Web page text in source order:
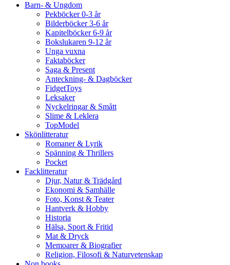
Barn- & Ungdom
Pekböcker 0-3 år
Bilderböcker 3-6 år
Kapitelböcker 6-9 år
Bokslukaren 9-12 år
Unga vuxna
Faktaböcker
Saga & Present
Anteckning- & Dagböcker
FidgetToys
Leksaker
Nyckelringar & Smått
Slime & Leklera
TopModel
Skönlitteratur
Romaner & Lyrik
Spänning & Thrillers
Pocket
Facklitteratur
Djur, Natur & Trädgård
Ekonomi & Samhälle
Foto, Konst & Teater
Hantverk & Hobby
Historia
Hälsa, Sport & Fritid
Mat & Dryck
Memoarer & Biografier
Religion, Filosofi & Naturvetenskap